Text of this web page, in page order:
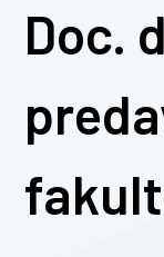
Doc.